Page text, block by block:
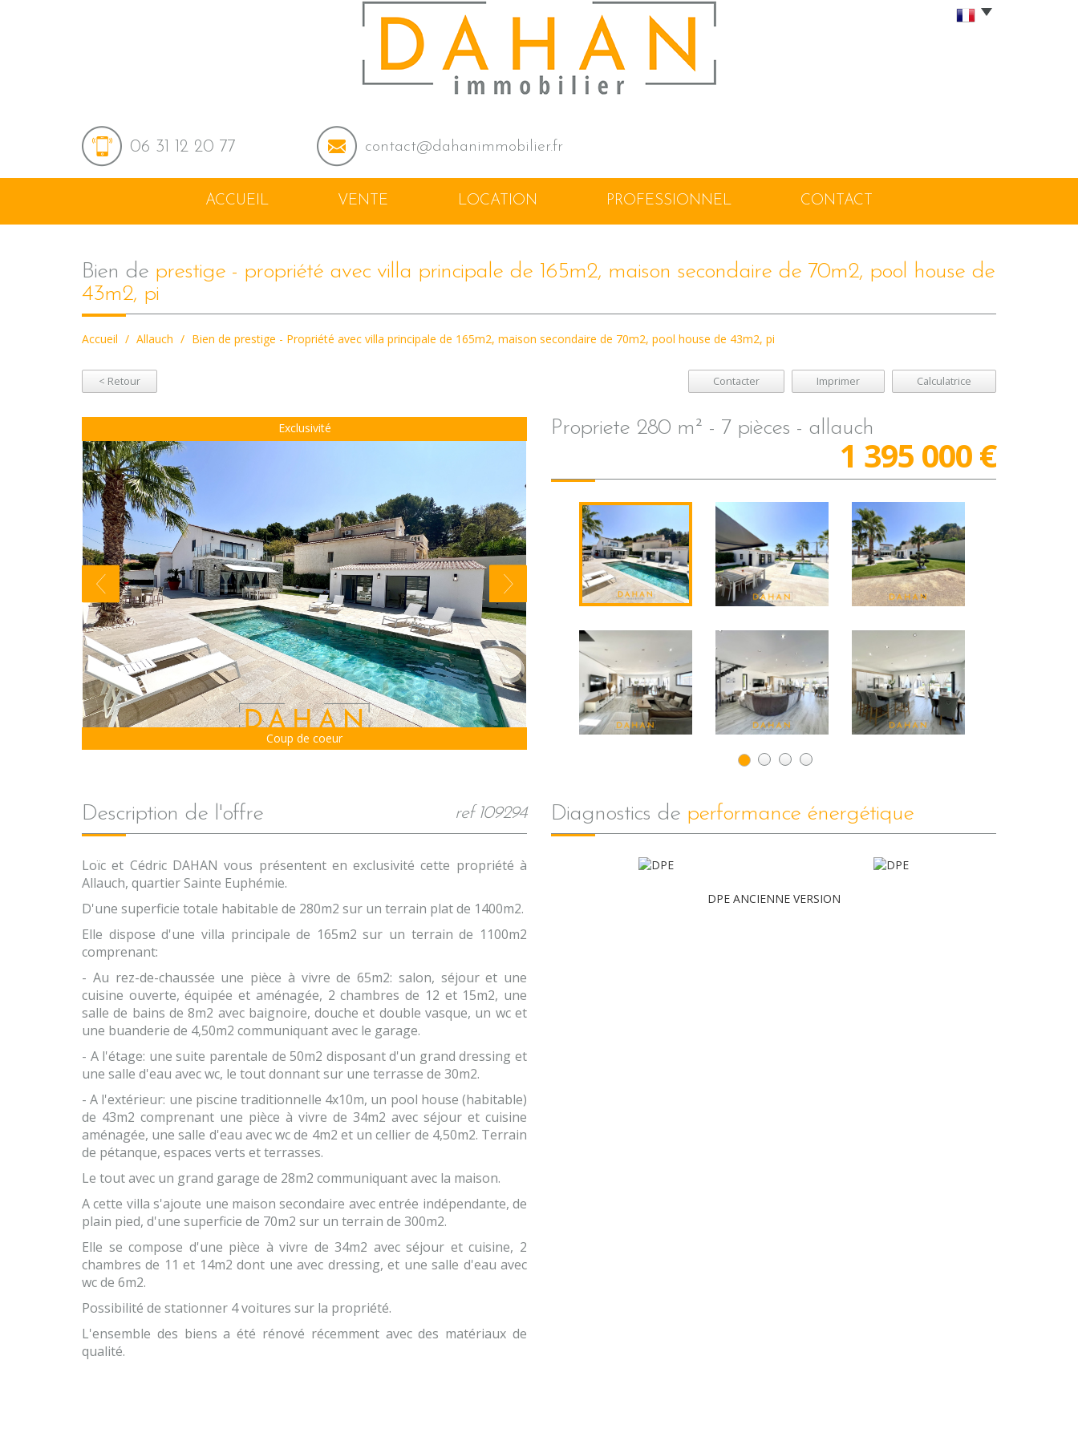
06 31 12 20 77 contact@dahanimmobilier.fr
ACCUEIL VENTE LOCATION PROFESSIONNEL CONTACT
bien de prestige - propriété avec villa principale de 165m2, maison secondaire de 70m2, pool house de
43m2, pi
Accueil Allauch Bien de prestige - Propriété avec villa principale de 165m2, maison secondaire de 70m2, pool house de 43m2, pi
< Retour Contacter Imprimer Calculatrice
Exclusivité
Coup de coeur
propriete 280 m² - 7 pièces - allauch
1 395 000€
description de l'offre ref 109294
Loïc et Cédric DAHAN vous présentent en exclusivité cette propriété à
Allauch, quartier Sainte Euphémie.
D'une superficie totale habitable de 280m2 sur un terrain plat de 1400m2.
Elle dispose d'une villa principale de 165m2 sur un terrain de 1100m2
comprenant:
- Au rez-de-chaussée une pièce à vivre de 65m2: salon, séjour et une
cuisine ouverte, équipée et aménagée, 2 chambres de 12 et 15m2, une
salle de bains de 8m2 avec baignoire, douche et double vasque, un wc et
une buanderie de 4,50m2 communiquant avec le garage.
- A l'étage: une suite parentale de 50m2 disposant d'un grand dressing et
une salle d'eau avec wc, le tout donnant sur une terrasse de 30m2.
- A l'extérieur: une piscine traditionnelle 4x10m, un pool house (habitable)
de 43m2 comprenant une pièce à vivre de 34m2 avec séjour et cuisine
aménagée, une salle d'eau avec wc de 4m2 et un cellier de 4,50m2. Terrain
de pétanque, espaces verts et terrasses.
Le tout avec un grand garage de 28m2 communiquant avec la maison.
A cette villa s'ajoute une maison secondaire avec entrée indépendante, de
plain pied, d'une superficie de 70m2 sur un terrain de 300m2.
Elle se compose d'une pièce à vivre de 34m2 avec séjour et cuisine, 2
chambres de 11 et 14m2 dont une avec dressing, et une salle d'eau avec
wc de 6m2.
Possibilité de stationner 4 voitures sur la propriété.
L'ensemble des biens a été rénové récemment avec des matériaux de
qualité.
diagnostics de performance énergétique
DPE ANCIENNE VERSION